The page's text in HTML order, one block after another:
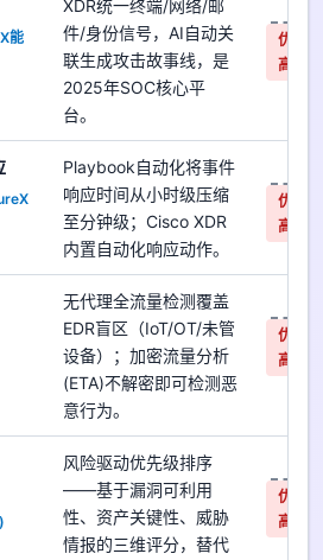
能
XDR统一终端/网络/邮
件/身份信号，AI自动关
联生成攻击故事线，是
2025年SOC核心平
台。
优先
高
Playbook自动化将事件
响应时间从小时级压缩
至分钟级；Cisco XDR
内置自动化响应动作。
优先
高
无代理全流量检测覆盖
EDR盲区（IoT/OT/未管
设备）；加密流量分析
(ETA)不解密即可检测恶
意行为。
优先
高
风险驱动优先级排序
——基于漏洞可利用
性、资产关键性、威胁
情报的三维评分，替代
优先
高